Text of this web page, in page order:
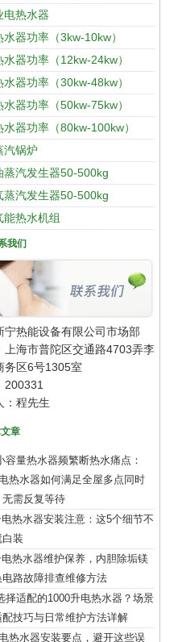
电热水器
水器功率（3kw-10kw）
水器功率（12kw-24kw）
水器功率（30kw-48kw）
水器功率（50kw-75kw）
水器功率（80kw-100kw）
汽锅炉
蒸汽发生器50-500kg
蒸汽发生器50-500kg
能热水机组
我们
宁热能设备有限公司市场部
上海市普陀区交通路4703弄李
务区6号1305室
200331
：程先生
章
容量热水器频繁断热水痛点：
热水器如何满足全屋多点同时
无需反复等待
热水器安装注意：这5个细节不
装
热水器维护保养，内胆除垢镁
电路故障排查维修方法
择适配的1000升电热水器？场景
配技巧与日常维护方法详解
热水器安装要点，避开这些误